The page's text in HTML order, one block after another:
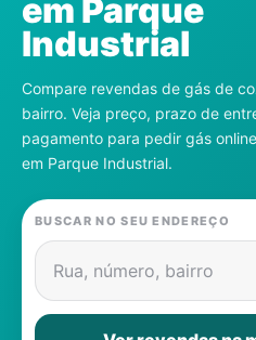
Revendedor
Notícias
Cadastre-se
Gás
Contatos
em Parque
Industrial
Compare revendas de gás de
bairro. Veja preço, prazo de
pagamento para pedir gás
em Parque Industrial.
BUSCAR NO SEU ENDEREÇO
Rua, número, bairro